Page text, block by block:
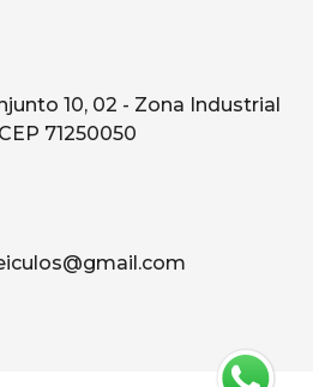
10, 02 - Zona Industrial
71250050